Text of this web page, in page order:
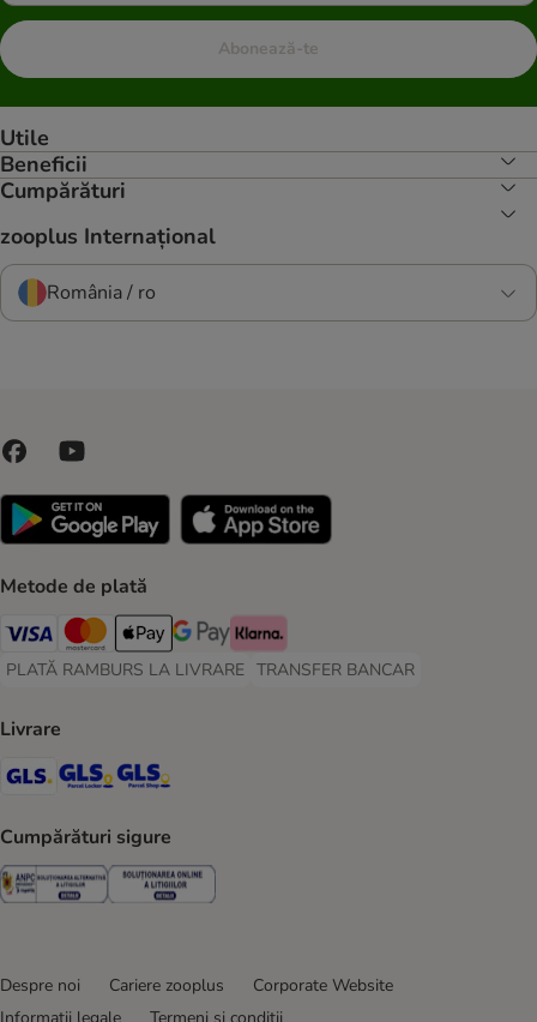
Abonează-te
Utile
Beneficii
Cumpărături
zooplus Internațional
România / ro
Metode de plată
Visa Payment Method
Master Card Payment Method
Apple Pay Payment Method
Google Pay Payment Method
Klarna Payment Method
PLATĂ RAMBURS LA LIVRARE
PLATĂ RAMBURS LA LIVRARE Payment Method
TRANSFER BANCAR
TRANSFER BANCAR Payment
Livrare
GLS Shipping Method
GLS Locker Shipping Method
Cumpărături sigure
Security Security
Despre noi Cariere zooplus
Corporate Website